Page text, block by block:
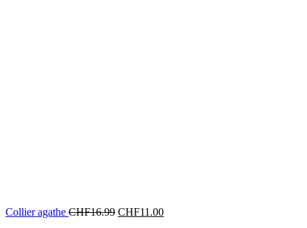
Collier agathe CHF16.99 Le
CHF11.00Le